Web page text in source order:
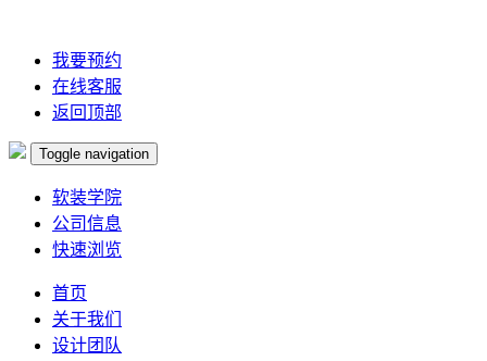
我要预约
在线客服
返回顶部
Toggle navigation
软装学院
公司信息
快速浏览
首页
关于我们
设计团队